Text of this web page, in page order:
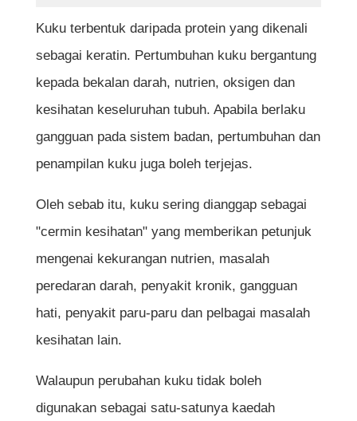
Cara Menjaga Kesihatan Kuku
Bila Perlu Berjumpa Doktor?
Kesimpulan
Soalan Lazim
Adakah perubahan pada kuku sentiasa
menunjukkan masalah kesihatan?
Apakah maksud kuku yang berwarna
putih?
Adakah bintik putih pada kuku
menandakan kekurangan kalsium?
Mengapa kuku boleh menjadi
kekuningan?
berbentuk sudu?
Bilakah saya perlu berjumpa doktor
Kuku terbentuk daripada protein yang dikenali
sebagai keratin. Pertumbuhan kuku bergantung
kepada bekalan darah, nutrien, oksigen dan
kesihatan keseluruhan tubuh. Apabila berlaku
gangguan pada sistem badan, pertumbuhan dan
penampilan kuku juga boleh terjejas.
Oleh sebab itu, kuku sering dianggap sebagai
"cermin kesihatan" yang memberikan petunjuk
mengenai kekurangan nutrien, masalah
peredaran darah, penyakit kronik, gangguan
hati, penyakit paru-paru dan pelbagai masalah
kesihatan lain.
Walaupun perubahan kuku tidak boleh
digunakan sebagai satu-satunya kaedah